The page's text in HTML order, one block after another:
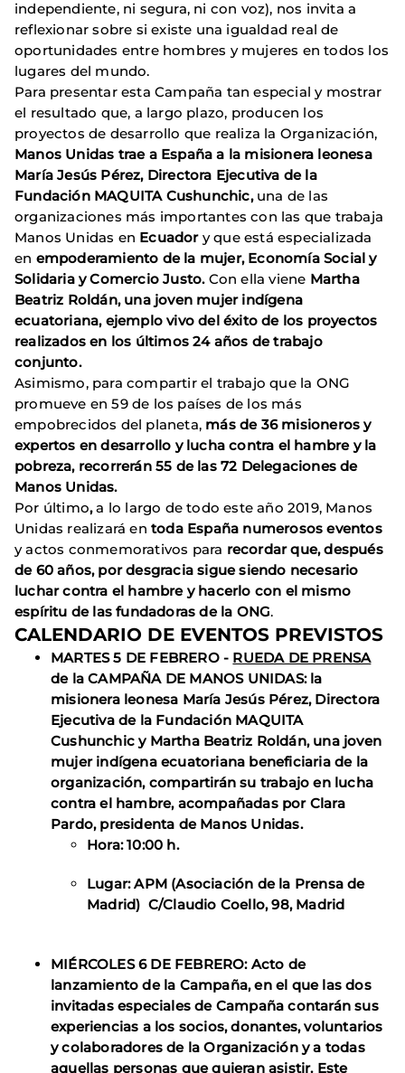
independiente, ni segura, ni con voz), nos invita a
reflexionar sobre si existe una igualdad real de
oportunidades entre hombres y mujeres en todos los
lugares del mundo.
Para presentar esta Campaña tan especial y mostrar
el resultado que, a largo plazo, producen los
proyectos de desarrollo que realiza la Organización,
Manos Unidas trae a España a la misionera leonesa
María Jesús Pérez, Directora Ejecutiva de la
Fundación MAQUITA Cushunchic, una de las
organizaciones más importantes con las que trabaja
Manos Unidas en Ecuador y que está especializada
en empoderamiento de la mujer,Economía Social y
Solidaria y Comercio Justo.Con ella viene Martha
Beatriz Roldán, una joven mujer indígena
ecuatoriana, ejemplo vivo del éxito de los proyectos
realizados en los últimos 24 años de trabajo
conjunto.
Asimismo, para compartir el trabajo que la ONG
promueve en 59 de los países de los más
empobrecidos del planeta, más de 36 misioneros y
expertos en desarrollo y lucha contra el hambre y la
pobreza, recorrerán 55 de las 72 Delegaciones de
Manos Unidas.
Por último,a lo largo de todo este año 2019, Manos
Unidas realizará en toda España numerosos eventos
y actos conmemorativos para recordar que,después
de 60 años, por desgracia sigue siendo necesario
luchar contra el hambre y hacerlo con el mismo
espíritu de las fundadoras de la ONG.
CALENDARIO DE EVENTOS PREVISTOS
MARTES 5 DE FEBRERO - RUEDA DE PRENSA
de laCAMPAÑA DE MANOS UNIDAS: la
misionera leonesa María Jesús Pérez, Directora
Ejecutiva de la Fundación MAQUITA
CushunchicyMartha Beatriz Roldán, una joven
mujer indígena ecuatoriana beneficiaria de la
organización, compartirán su trabajo en lucha
contra el hambre, acompañadas por Clara
Pardo, presidenta de Manos Unidas.
Hora: 10:00 h.
Lugar: APM (Asociación de la Prensa de
Madrid) C/Claudio Coello, 98, Madrid
MIÉRCOLES 6 DE FEBRERO: Acto de
lanzamiento de la Campaña, en el que las dos
invitadas especiales de Campaña contarán sus
experiencias a los socios, donantes, voluntarios
y colaboradores de la Organización y a todas
aquellas personas que quieran asistir. Este